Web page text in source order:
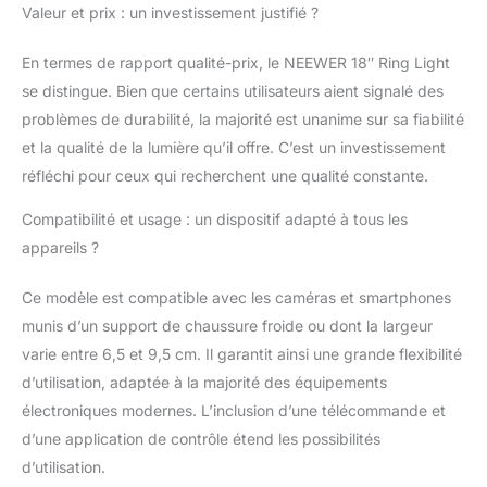
l'éclairage par
mobile】 Le RP18B Pro
dispose d'un module
Bluetooth intégré,
offrant un contrôle
sans fil via l'APP
NEEWER sur votre
téléphone jusqu'à
66'/20m de distance.
température de couleur
du mode CCT, 12
scènes FX avec
luminosité réglable et
10 vitesses, ainsi qu'un
mode Music Sync qui
synchronise la lumière
Valeur et prix : un investissement justifié ?
En termes de rapport qualité-prix, le NEEWER 18″ Ring Light
se distingue. Bien que certains utilisateurs aient signalé des
problèmes de durabilité, la majorité est unanime sur sa fiabilité
et la qualité de la lumière qu’il offre. C’est un investissement
réfléchi pour ceux qui recherchent une qualité constante.
Compatibilité et usage : un dispositif adapté à tous les
appareils ?
Ce modèle est compatible avec les caméras et smartphones
munis d’un support de chaussure froide ou dont la largeur
varie entre 6,5 et 9,5 cm. Il garantit ainsi une grande flexibilité
d’utilisation, adaptée à la majorité des équipements
électroniques modernes. L’inclusion d’une télécommande et
d’une application de contrôle étend les possibilités
d’utilisation.